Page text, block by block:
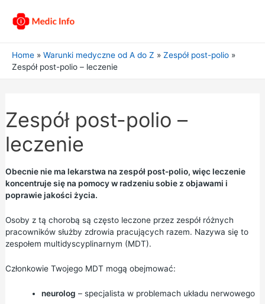
Home Warunki medyczne od A do Z
Zespół post-polio
Zespół post-polio – leczenie
Zespół post-polio –
leczenie
Obecnie nie ma lekarstwa na zespół post-polio, więc leczenie
koncentruje się na pomocy w radzeniu sobie z objawami i
poprawie jakości życia.
Osoby z tą chorobą są często leczone przez zespół różnych
pracowników służby zdrowia pracujących razem. Nazywa się to
zespołem multidyscyplinarnym (MDT).
Członkowie Twojego MDT mogą obejmować:
neurolog – specjalista w problemach układu nerwowego